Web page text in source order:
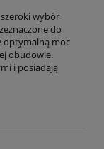
wybór
do
optymalną moc
obudowie.
i posiadają